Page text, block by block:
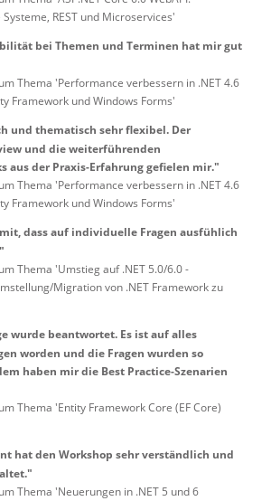
REST und Microservices'
bei Themen und Terminen hat mir gut
Thema 'Performance verbessern in .NET 4.6
Framework und Windows Forms'
und thematisch sehr flexibel. Der
und die weiterführenden
aus der Praxis-Erfahrung gefielen mir."
Thema 'Performance verbessern in .NET 4.6
Framework und Windows Forms'
dass auf individuelle Fragen ausfühlich
Thema 'Umstieg auf .NET 5.0/6.0 -
Migration von .NET Framework zu
wurde beantwortet. Es ist auf alles
worden und die Fragen wurden so
haben mir die Best Practice-Szenarien
Thema 'Entity Framework Core (EF Core)
hat den Workshop sehr verständlich und
Thema 'Neuerungen in .NET 5 und 6